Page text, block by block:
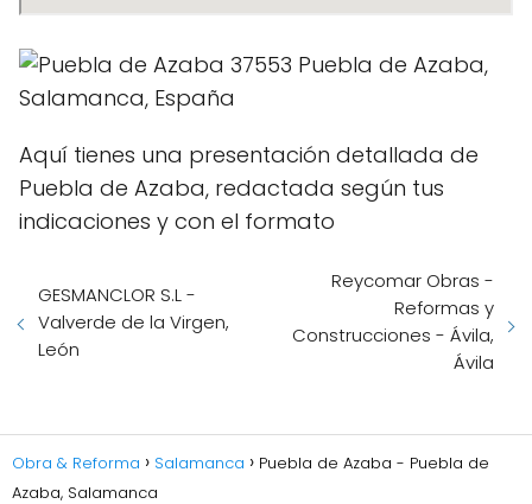
Aquí tienes una presentación detallada de
Puebla de Azaba, redactada según tus
indicaciones y con el formato
GESMANCLOR S.L -
Valverde de la Virgen,
León
Reycomar Obras -
Reformas y
Construcciones - Ávila,
Ávila
Obra & Reforma Salamanca
Puebla de Azaba - Puebla de
Azaba, Salamanca